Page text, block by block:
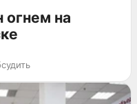
огнем на